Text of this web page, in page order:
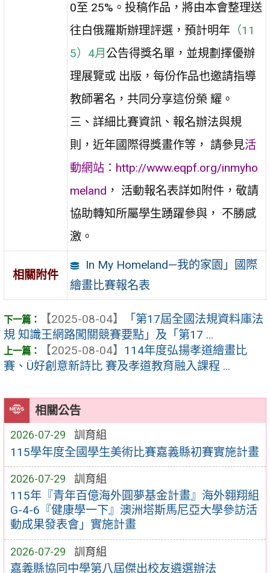
相關公告
2026-07-29 訓育組
115學年度全國學生美術比賽嘉義縣初賽實施計畫
2026-07-29 訓育組
115年『青年百億海外圓夢基金計畫』海外翱翔組
G-4-6『健康學一下』澳洲塔斯馬尼亞大學參訪活
動成果發表會」實施計畫
2026-07-29 訓育組
嘉義縣協同中學第八屆傑出校友遴選辦法
0至 25%。投稿作品，將由本會整理送
往白俄羅斯辦理評選，預計明年 （11
5）4月 公告得獎名單，並規劃擇優辦
理展覽或 出版，每份作品也邀請指導
教師署名，共同分享這份榮 耀。
三、詳細比賽資訊、報名辦法與規
則，近年國際得獎畫作等， 請參見活
動網站：http://www.eqpf.org/inmyho
meland ， 活動報名表詳如附件，敬請
協助轉知所屬學生踴躍參與， 不勝感
激。
相關附件
In My Homeland—我的家園」國際
繪畫比賽報名表
【2025-08-04】
「第17屆全國法規資料庫法
規 知識王網路闖關競賽要點」及「第17 ...
【2025-08-04】 114年度弘揚孝道繪畫比
賽、Ü好創意新詩比 賽及孝道教育融入課程 ...